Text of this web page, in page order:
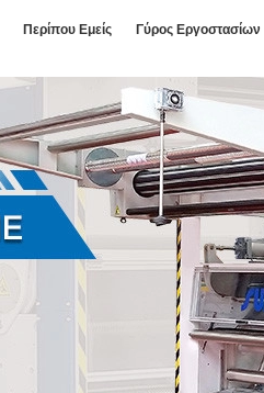
Περίπου Εμείς Γύρος Εργοστασίων